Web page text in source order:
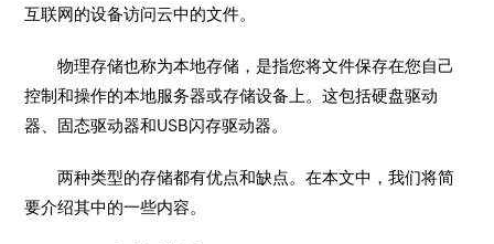
互联网的设备访问云中的文件。
物理存储也称为本地存储，是指您将文件保存在您自己
控制和操作的本地服务器或存储设备上。这包括硬盘驱动
器、固态驱动器和USB闪存驱动器。
两种类型的存储都有优点和缺点。在本文中，我们将简
要介绍其中的一些内容。